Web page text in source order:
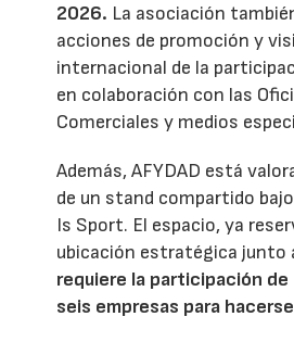
2026. La asociación
acciones de promoción y
internacional de la
en colaboración con las
Comerciales y medios
Además, AFYDAD está
de un stand compartido
Is Sport. El espacio, ya
ubicación estratégica junto
requiere la participación de
seis empresas para